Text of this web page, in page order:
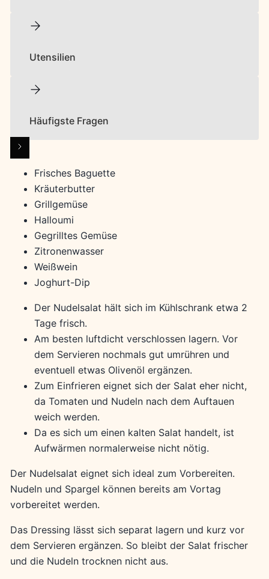
Utensilien
Häufigste Fragen
Frisches Baguette
Kräuterbutter
Grillgemüse
Halloumi
Gegrilltes Gemüse
Zitronenwasser
Weißwein
Joghurt-Dip
Der Nudelsalat hält sich im Kühlschrank etwa 2
Tage frisch.
Am besten luftdicht verschlossen lagern. Vor
dem Servieren nochmals gut umrühren und
eventuell etwas Olivenöl ergänzen.
Zum Einfrieren eignet sich der Salat eher nicht,
da Tomaten und Nudeln nach dem Auftauen
weich werden.
Da es sich um einen kalten Salat handelt, ist
Aufwärmen normalerweise nicht nötig.
Der Nudelsalat eignet sich ideal zum Vorbereiten.
Nudeln und Spargel können bereits am Vortag
vorbereitet werden.
Das Dressing lässt sich separat lagern und kurz vor
dem Servieren ergänzen. So bleibt der Salat frischer
und die Nudeln trocknen nicht aus.